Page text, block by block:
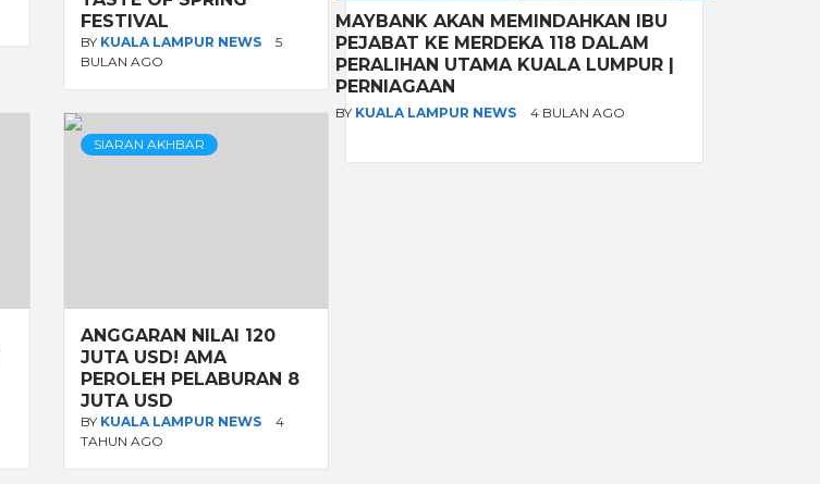
FESTIVAL
BY KUALA LAMPUR NEWS
5
BULAN AGO
SIARAN AKHBAR
ANGGARAN NILAI 120
JUTA USD! AMA
PEROLEH PELABURAN 8
JUTA USD
BY KUALA LAMPUR NEWS
4
TAHUN AGO
MAYBANK AKAN MEMINDAHKAN IBU
PEJABAT KE MERDEKA 118 DALAM
PERALIHAN UTAMA KUALA LUMPUR |
PERNIAGAAN
BY KUALA LAMPUR NEWS 4 BULAN AGO